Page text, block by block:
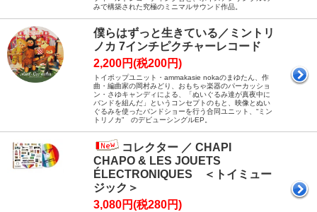
みで構築された究極のミニマルサウンド作品。
僕らはずっと生きている／ミントリ
ノカ 7インチピクチャーレコード
2,200円(税200円)
トイポップユニット・ammakasie nokaのまゆたん、作
曲・編曲家の岡村みどり、おもちゃ楽器のパーカッショ
ン・さゆキャンディによる、「ぬいぐるみ達が真夜中に
バンドを組んだ」というコンセプトのもと、映像とぬい
ぐるみを使ったバンドショーを行う合同ユニット、“ミン
トリノカ” のデビューシングルEP。
コレクター ／ CHAPI
CHAPO & LES JOUETS
ÉLECTRONIQUES ＜トイミュー
ジック＞
3,080円(税280円)